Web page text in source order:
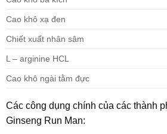
Cao khô xạ đen
Chiết xuất nhân sâm
L – arginine HCL
Cao khô ngài tằm đực
Các công dụng chính của các thành
Ginseng Run Man: